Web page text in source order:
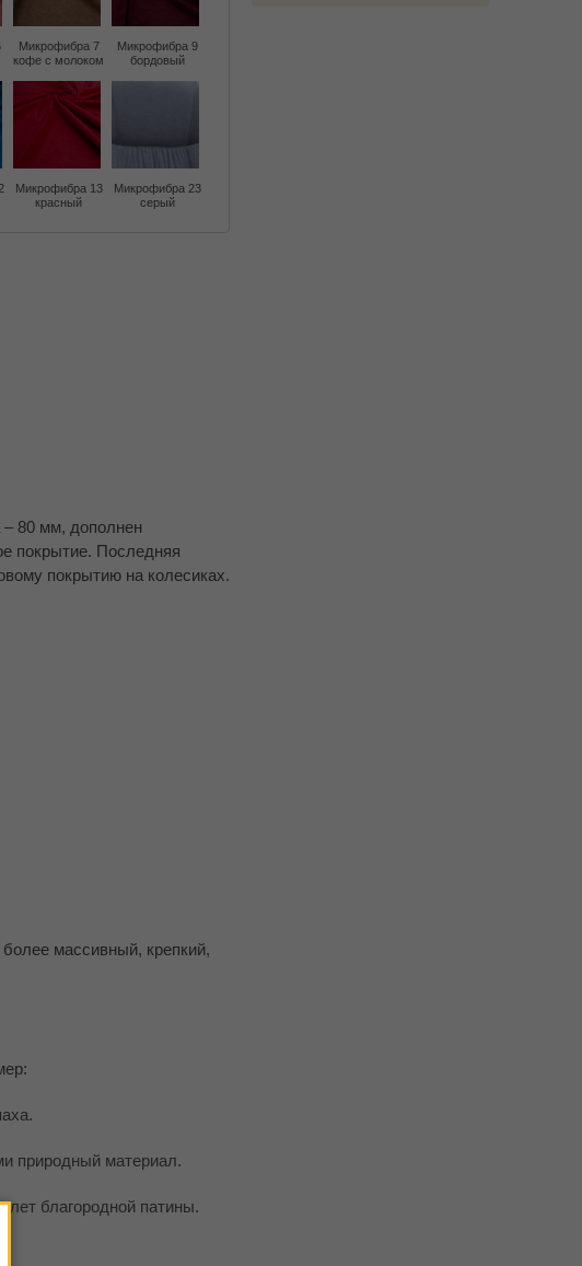
Микрофибра 7
кофе с молоком
Микрофибра 9
бордовый
Микрофибра 13
красный
Микрофибра 23
серый
80 мм, дополнен
покрытие. Последняя
покрытию на колесиках.
массивный, крепкий,
природный материал.
благородной патины.